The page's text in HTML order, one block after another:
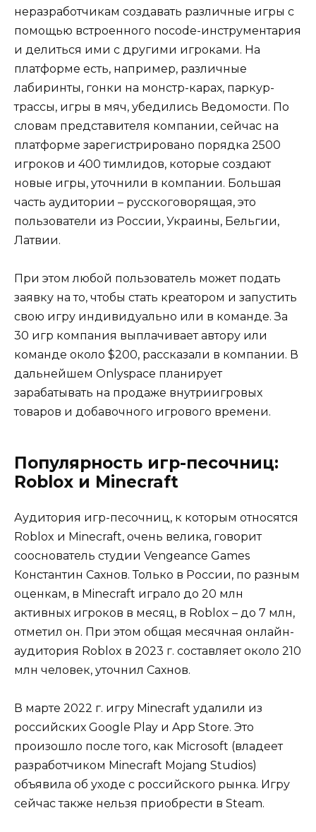
неразработчикам создавать различные игры с
помощью встроенного nocode-инструментария
и делиться ими с другими игроками. На
платформе есть, например, различные
лабиринты, гонки на монстр-карах, паркур-
трассы, игры в мяч, убедились Ведомости. По
словам представителя компании, сейчас на
платформе зарегистрировано порядка 2500
игроков и 400 тимлидов, которые создают
новые игры, уточнили в компании. Большая
часть аудитории – русскоговорящая, это
пользователи из России, Украины, Бельгии,
Латвии.
При этом любой пользователь может подать
заявку на то, чтобы стать креатором и запустить
свою игру индивидуально или в команде. За
30 игр компания выплачивает автору или
команде около $200, рассказали в компании. В
дальнейшем Onlyspace планирует
зарабатывать на продаже внутриигровых
товаров и добавочного игрового времени.
Популярность игр-песочниц:
Roblox и Minecraft
Аудитория игр-песочниц, к которым относятся
Roblox и Minecraft, очень велика, говорит
сооснователь студии Vengeance Games
Константин Сахнов. Только в России, по разным
оценкам, в Minecraft играло до 20 млн
активных игроков в месяц, в Roblox – до 7 млн,
отметил он. При этом общая месячная онлайн-
аудитория Roblox в 2023 г. составляет около 210
млн человек, уточнил Сахнов.
В марте 2022 г. игру Minecraft удалили из
российских Google Play и App Store. Это
произошло после того, как Microsoft (владеет
разработчиком Minecraft Mojang Studios)
объявила об уходе с российского рынка. Игру
сейчас также нельзя приобрести в Steam.